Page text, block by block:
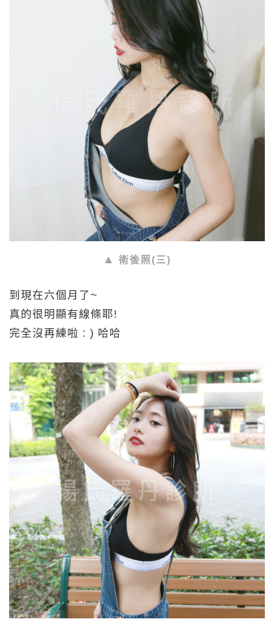
術後照(三)
到現在六個月了~
真的很明顯有線條耶!
完全沒再練啦 : ) 哈哈